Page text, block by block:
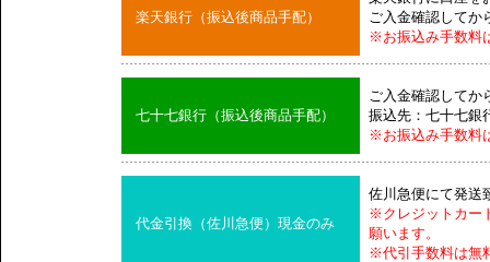
楽天銀行（振込後商品手配）
ご入金確認してか
※お振込み手数料
七十七銀行（振込後商品手配）
ご入金確認してか
振込先：七十七銀
※お振込み手数料
代金引換（佐川急便）現金のみ
佐川急便にて発送
※クレジットカー
願います。
※代引手数料は無